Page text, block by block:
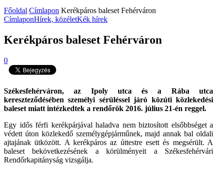
Főoldal Címlapon Kerékpáros baleset Fehérváron
CímlaponHírek, közéletKék hírek
Kerékpáros baleset Fehérváron
0
Székesfehérváron, az Ipoly utca és a Rába utca
kereszteződésében személyi sérüléssel járó közúti közlekedési
baleset miatt intézkedtek a rendőrök 2016. július 21-én reggel.
Egy idős férfi kerékpárjával haladva nem biztosított elsőbbséget a
védett úton közlekedő személygépjárműnek, majd annak bal oldali
ajtajának ütközött. A kerékpáros az úttestre esett és megsérült. A
baleset bekövetkezésének a körülményeit a Székesfehérvári
Rendőrkapitányság vizsgálja.